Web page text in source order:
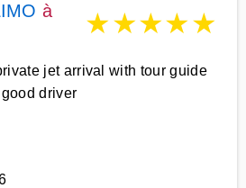
à
★★★★★
jet arrival with tour guide
driver